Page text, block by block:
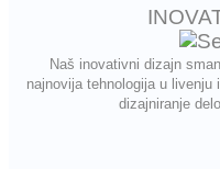
Naš inovativni dizajn
najnovija tehnologija u
dizajniranje